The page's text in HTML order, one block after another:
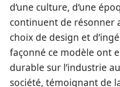
d’une culture, d’une
continuent de résonner
choix de design et
façonné ce modèle ont
durable sur l’industrie
société, témoignant de